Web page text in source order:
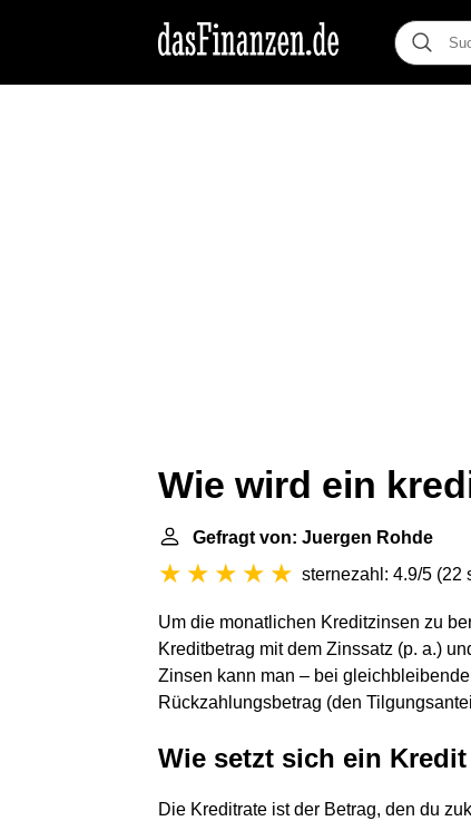
Wie wird ein
Gefragt von: Juergen Rohde
sternezahl: 4.9/5 (22
Um die monatlichen Kreditzinsen zu
Kreditbetrag mit dem Zinssatz (p. a.)
Zinsen kann man – bei
Rückzahlungsbetrag (den
Wie setzt sich ein
Die Kreditrate ist der Betrag, den du